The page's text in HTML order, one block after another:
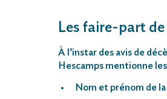
Les faire-part de
À l’instar des avis de
Hescamps mentionne
Nom et prénom de